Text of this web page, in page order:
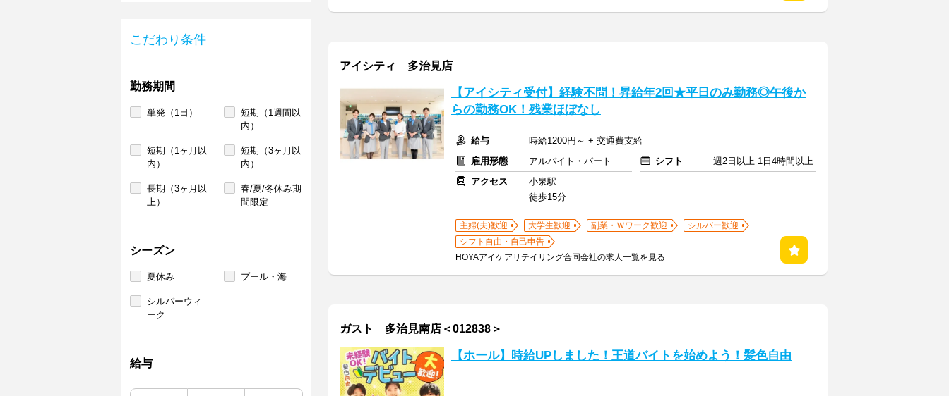
こだわり条件
勤務期間
単発（1日）
短期（1週間以
内）
短期（1ヶ月以
内）
短期（3ヶ月以
内）
長期（3ヶ月以
上）
春/夏/冬休み期
間限定
シーズン
夏休み プール・海
シルバーウィ
ーク
給与
アイシティ 多治見店
【アイシティ受付】経験不問！昇給年2回★平日のみ勤務◎午後か
らの勤務OK！残業ほぼなし
給与
時給1200円～ + 交通費支給
雇用形態
アルバイト・パート シフト
週2日以上 1日4時間以上
アクセス
小泉駅
徒歩15分
主婦(夫)歓迎 大学生歓迎 副業・Ｗワーク歓迎
シルバー歓迎
シフト自由・自己申告
HOYAアイケアリテイリング合同会社の求人一覧を見る
ガスト 多治見南店＜012838＞
【ホール】時給UPしました！王道バイトを始めよう！髪色自由